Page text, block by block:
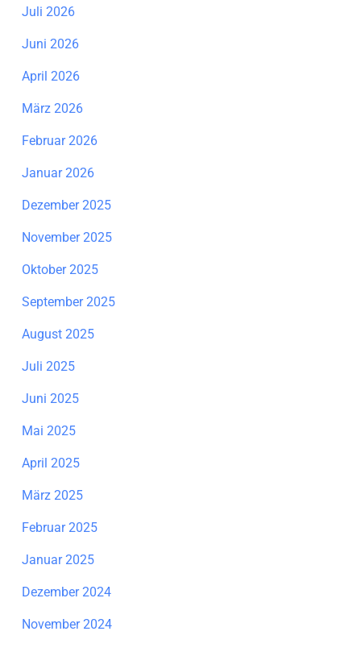
Juli 2026
Juni 2026
April 2026
März 2026
Februar 2026
Januar 2026
Dezember 2025
November 2025
Oktober 2025
September 2025
August 2025
Juli 2025
Juni 2025
Mai 2025
April 2025
März 2025
Februar 2025
Januar 2025
Dezember 2024
November 2024